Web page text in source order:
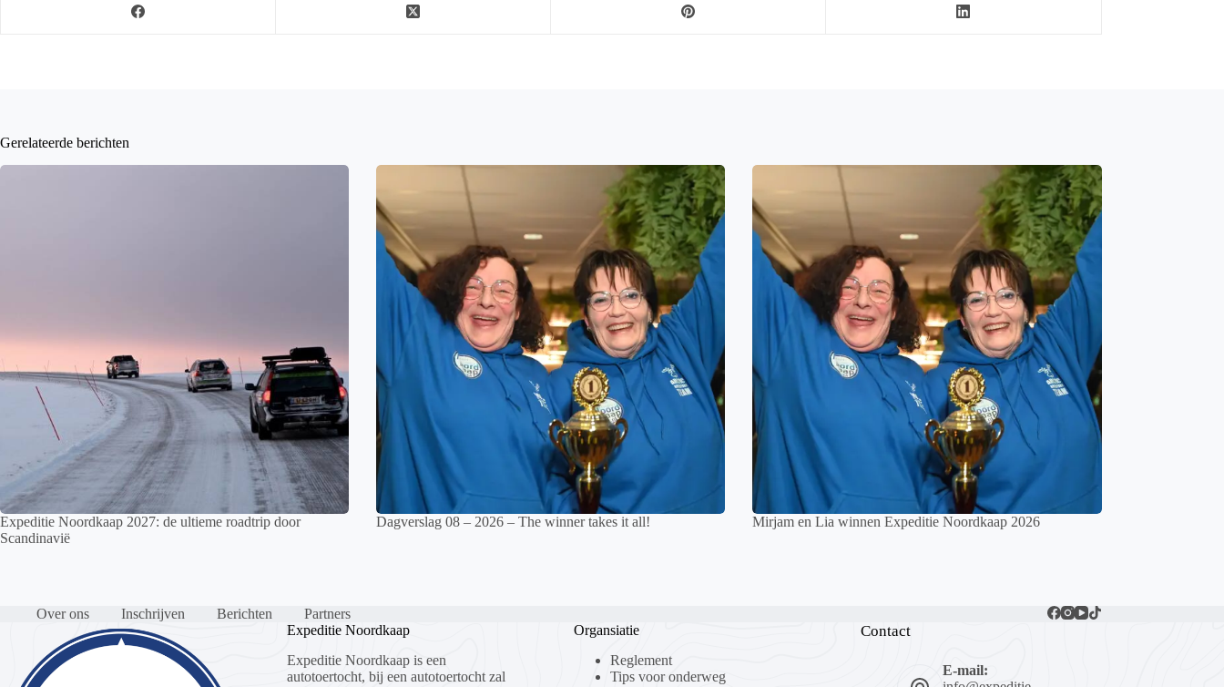
Gerelateerde berichten
Expeditie Noordkaap 2027: de ultieme roadtrip door
Scandinavië
Dagverslag 08 – 2026 – The winner takes it all! Mirjam en Lia winnen Expeditie Noordkaap 2026
Over ons Inschrijven Berichten
Partners
Expeditie Noordkaap
Expeditie Noordkaap is een
autotoertocht, bij een autotoertocht zal
Organsiatie
Reglement
Tips voor onderweg
Contact
E-mail: